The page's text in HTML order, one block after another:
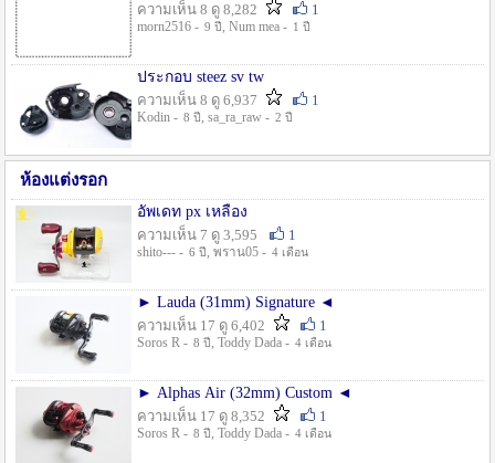
ความเห็น 8 ดู 8,282
1
morn2516 - 9 ปี , Num mea - 1 ปี
ประกอบ steez sv tw
ความเห็น 8 ดู 6,937
1
Kodin - 8 ปี , sa_ra_raw - 2 ปี
ห้องแต่งรอก
อัพเดท px เหลือง
ความเห็น 7 ดู 3,595
1
shito--- - 6 ปี , พราน05 - 4 เดือน
► Lauda (31mm) Signature ◄
ความเห็น 17 ดู 6,402
1
Soros R - 8 ปี , Toddy Dada - 4 เดือน
► Alphas Air (32mm) Custom ◄
ความเห็น 17 ดู 8,352
1
Soros R - 8 ปี , Toddy Dada - 4 เดือน